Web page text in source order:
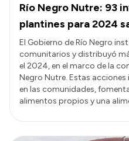
Río Negro Nutre: 93
plantines para 2024
El Gobierno de Río Negro
comunitarios y distribuyó
el 2024, en el marco de la
Negro Nutre. Estas
en las comunidades,
alimentos propios y una